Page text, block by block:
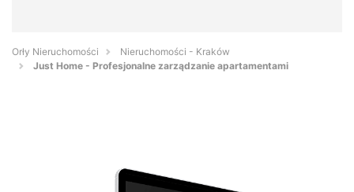
Orły Nieruchomości
Nieruchomości - Kraków
Just Home - Profesjonalne zarządzanie apartamentami